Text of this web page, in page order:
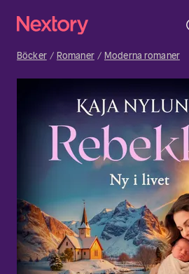
Böcker Romaner Moderna romaner